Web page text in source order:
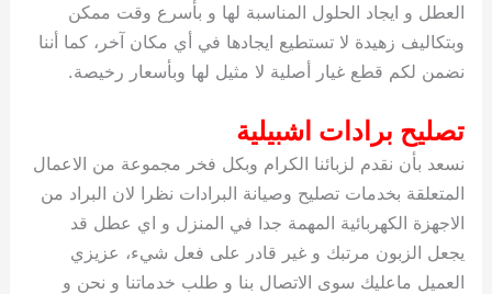
العطل و ايجاد الحلول المناسبة لها و بأسرع وقت ممكن
وبتكاليف زهيدة لا تستطيع ايجادها في أي مكان آخر، كما أننا
نضمن لكم قطع غيار أصلية لا مثيل لها وبأسعار رخيصة.
تصليح برادات اشبيلية
نسعد بأن نقدم لزبائنا الكرام وبكل فخر مجموعة من الاعمال
المتعلقة بخدمات تصليح وصيانة البرادات نظرا لان البراد من
الاجهزة الكهربائية المهمة جدا في المنزل و اي عطل قد
يجعل الزبون مرتبك و غير قادر على فعل شيء، عزيزي
العميل ماعليك سوى الاتصال بنا و طلب خدماتنا و نحن و